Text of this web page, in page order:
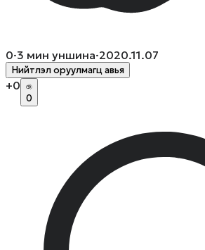
0·3 мин уншина·2020.11.07
Нийтлэл оруулмагц авья
+0
0